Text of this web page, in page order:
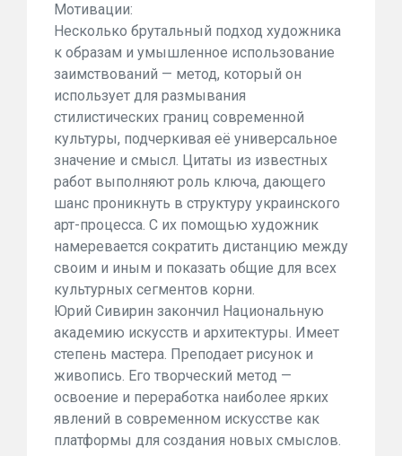
Мотивации:
Несколько брутальный подход художника
к образам и умышленное использование
заимствований — метод, который он
использует для размывания
стилистических границ современной
культуры, подчеркивая её универсальное
значение и смысл. Цитаты из известных
работ выполняют роль ключа, дающего
шанс проникнуть в структуру украинского
арт-процесса. С их помощью художник
намеревается сократить дистанцию между
своим и иным и показать общие для всех
культурных сегментов корни.
Юрий Сивирин закончил Национальную
академию искусств и архитектуры. Имеет
степень мастера. Преподает рисунок и
живопись. Его творческий метод —
освоение и переработка наиболее ярких
явлений в современном искусстве как
платформы для создания новых смыслов.